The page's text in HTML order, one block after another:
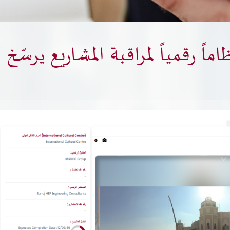
امكانية الوصول
بحث
رقمياً لمراقبة المشاريع